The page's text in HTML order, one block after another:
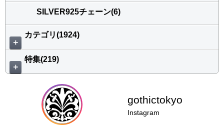
SILVER925チェーン(6)
＋
カテゴリ(1924)
＋
特集(219)
gothictokyo
Instagram